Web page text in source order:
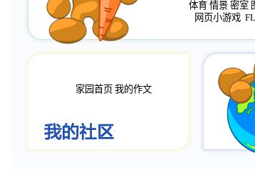
体育 情景 密室
网页小游戏
家园首页 我的作文